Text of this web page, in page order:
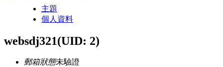
主題
個人資料
websdj321(UID: 2)
郵箱狀態未驗證